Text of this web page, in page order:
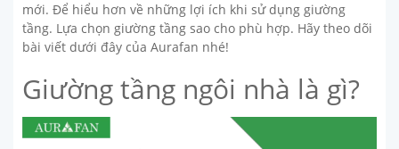
mới. Để hiểu hơn về những lợi ích khi sử dụng giường
tầng. Lựa chọn giường tầng sao cho phù hợp. Hãy theo dõi
bài viết dưới đây của Aurafan nhé!
Giường tầng ngôi nhà là gì?